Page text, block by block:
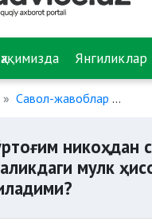
Янгиликлар
Савол-жавоблар
никоҳдан
мулк